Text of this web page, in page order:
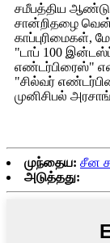
சமீபத்திய
சான்றிதழை
காப்புரிமைகள்,
"டாப் 100
எண்டர்பிரைஸ்"
"சில்வர்
முனிசிபல்
முந்தைய: சீன
அடுத்தது: